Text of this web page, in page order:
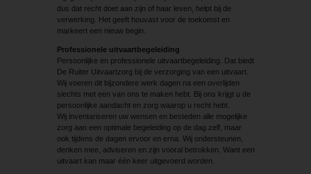
dus dat recht doet aan zijn of haar leven, helpt bij de
verwerking. Het geeft houvast voor de toekomst en
markeert een nieuw begin.
Professionele uitvaartbegeleiding
Persoonlijke en professionele uitvaartbegeleiding. Dat biedt
De Ruiter Uitvaartzorg bij de verzorging van een uitvaart.
Wij voeren dit bijzondere werk dagen na een overlijden
slechts met een van ons te maken hebt. Bij ons krijgt u de
persoonlijke aandacht en zorg waarop u recht hebt.
Wij inventariseren uw wensen en besteden alle mogelijke
zorg aan een optimale begeleiding op de dag zelf, maar
ook tijdens de dagen ervoor en erna. Wij ondersteunen,
denken mee, adviseren en zijn vooral betrokken. Want een
uitvaart kan maar één keer uitgevoerd worden.